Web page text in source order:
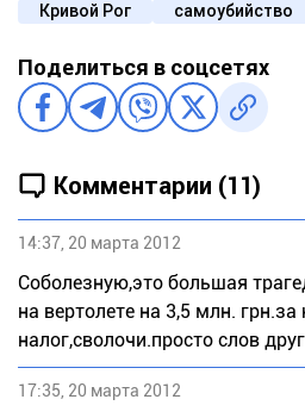
Кривой Рог самоубийство
Поделиться в соцсетях
Комментарии (11)
14:37, 20 марта 2012
Соболезную,это большая
на вертолете на 3,5 млн.
налог,сволочи.просто слов
17:35, 20 марта 2012